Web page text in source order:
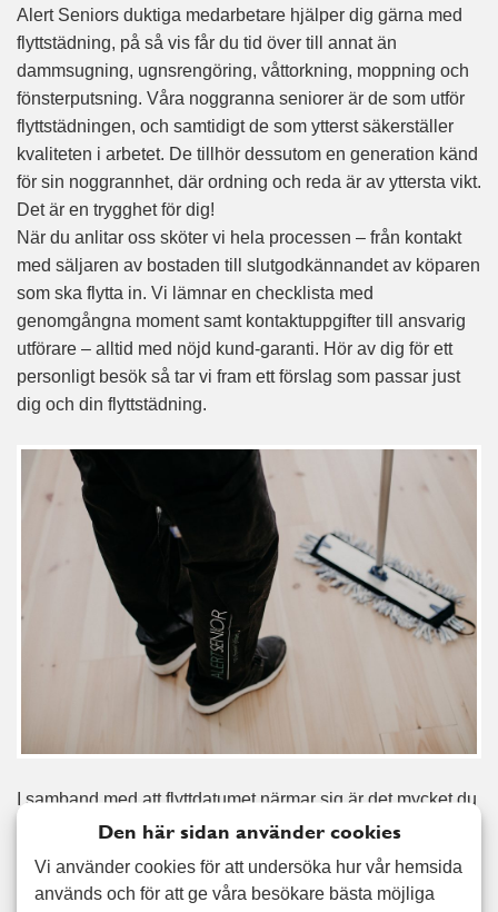
Alert Seniors duktiga medarbetare hjälper dig gärna med
flyttstädning, på så vis får du tid över till annat än
dammsugning, ugnsrengöring, våttorkning, moppning och
fönsterputsning. Våra noggranna seniorer är de som utför
flyttstädningen, och samtidigt de som ytterst säkerställer
kvaliteten i arbetet. De tillhör dessutom en generation känd
för sin noggrannhet, där ordning och reda är av yttersta vikt.
Det är en trygghet för dig!
När du anlitar oss sköter vi hela processen – från kontakt
med säljaren av bostaden till slutgodkännandet av köparen
som ska flytta in. Vi lämnar en checklista med
genomgångna moment samt kontaktuppgifter till ansvarig
utförare – alltid med nöjd kund-garanti. Hör av dig för ett
personligt besök så tar vi fram ett förslag som passar just
dig och din flyttstädning.
I samband med att flyttdatumet närmar sig är det mycket du
måste fixa och ordna, ofta under en kort och intensiv
period. En flyttstädning sker i samband med att du lämnar
över ditt boende till någon annan, inte sällan med ett
Den här sidan använder cookies
Vi använder cookies för att undersöka hur vår hemsida
används och för att ge våra besökare bästa möjliga